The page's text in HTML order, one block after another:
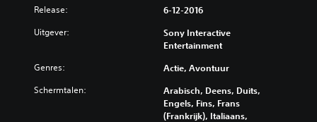
Release: 6-12-2016
Uitgever:
Sony Interactive
Entertainment
Genres: Actie, Avontuur
Schermtalen:
Arabisch, Deens, Duits,
Engels, Fins, Frans
(Frankrijk), Italiaans,